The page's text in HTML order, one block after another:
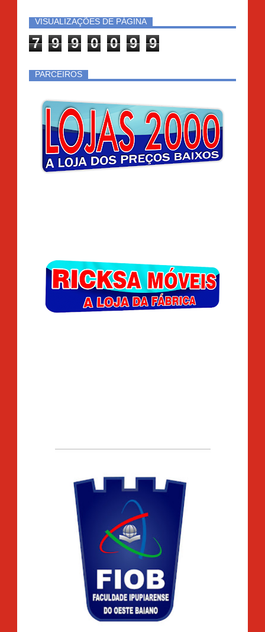
VISUALIZAÇÕES DE PÁGINA
7 9 9 0 0 9 9
PARCEIROS